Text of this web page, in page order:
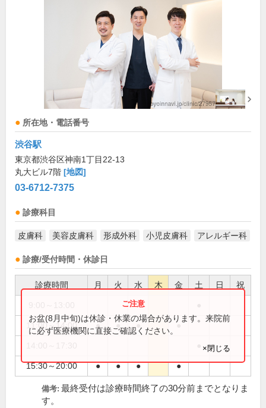
所在地・電話番号
渋谷駅
東京都渋谷区神南1丁目22-13
丸大ビル7階 [地図]
03-6712-7375
診療科目
皮膚科 美容皮膚科 形成外科 小児皮膚科 アレルギー科
診療/受付時間・休診日
診療時間 月 火 水 木 金 土 日 祝
11:00～14:00 ● ● ● ●
15:30～20:00 ● ● ● ●
お盆(8月中旬)は休診・休業の場合があります。来院前
に必ず医療機関に直接ご確認ください。
×閉じる
備考: 最終受付は診療時間終了の30分前までとなりま
す。